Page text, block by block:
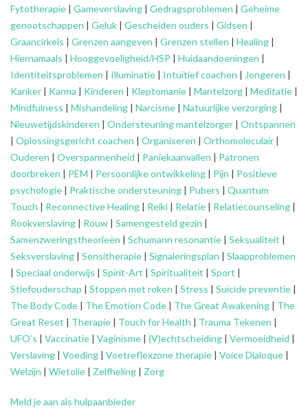
Fytotherapie | Gameverslaving | Gedragsproblemen | Geheime
genootschappen | Geluk | Gescheiden ouders | Gidsen |
Graancirkels | Grenzen aangeven | Grenzen stellen | Healing |
Hiernamaals | Hooggevoeligheid/HSP | Huidaandoeningen |
Identiteitsproblemen | Illuminatie | Intuïtief coachen | Jongeren |
Kanker | Karma | Kinderen | Kleptomanie | Mantelzorg | Meditatie |
Mindfulness | Mishandeling | Narcisme | Natuurlijke verzorging |
Nieuwetijdskinderen | Ondersteuningmantelzorger | Ontspannen
| Oplossingsgericht coachen | Organiseren | Orthomoleculair |
Ouderen | Overspannenheid | Paniekaanvallen | Patronen
doorbreken | PEM | Persoonlijke ontwikkeling | Pijn | Positieve
psychologie | Praktische ondersteuning | Pubers | Quantum
Touch | Reconnective Healing | Reiki | Relatie | Relatiecounseling |
Rookverslaving | Rouw | Samengesteld gezin |
Samenzweringstheorieën | Schumann resonantie | Seksualiteit |
Seksverslaving | Sensitherapie | Signaleringsplan | Slaapproblemen
| Speciaal onderwijs | Spirit-Art | Spiritualiteit | Sport |
Stiefouderschap | Stoppen met roken | Stress | Suïcide preventie |
The Body Code | The Emotion Code | The Great Awakening | The
Great Reset | Therapie | Touch for Health | Trauma Tekenen |
UFO’s | Vaccinatie | Vaginisme | (V)echtscheiding | Vermoeidheid |
Verslaving | Voeding | Voetreflexzone therapie | Voice Dialoque |
Welzijn | Wietolie | Zelfheling | Zorg
Meld je aan als hulpaanbieder